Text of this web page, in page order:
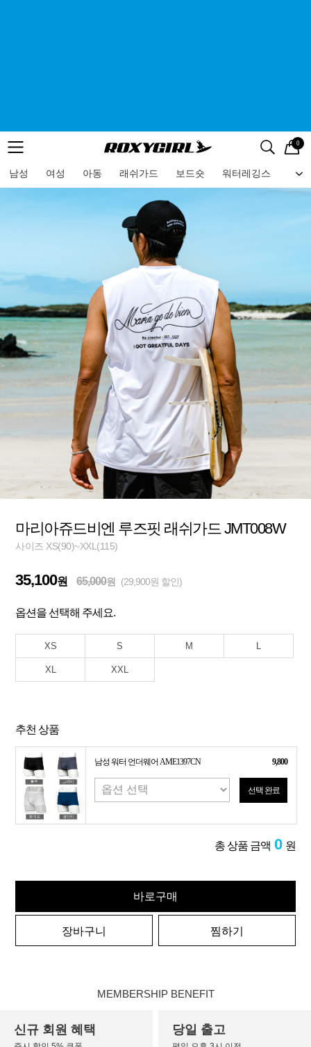
메뉴 검색
로고 0
남성 여성 아동 래쉬가드 보드숏 워터레깅스 비
메뉴
마리아쥬드비엔 루즈핏 래쉬가드 JMT008W
사이즈 XS(90)~XXL(115)
35,100원 65,000원 (29,900원 할인)
옵션을 선택해 주세요.
XS S M L
XL XXL
추천 상품
남성 워터 언더웨어 AME1397CN 9,800
선택 완료
총 상품 금액 0 원
바로구매
장바구니 찜하기
MEMBERSHIP BENEFIT
신규 회원 혜택 당일 출고